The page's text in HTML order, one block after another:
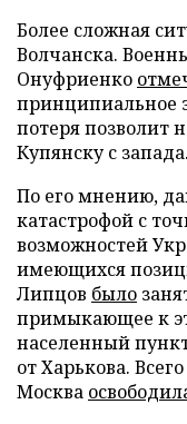
Более сложная
Волчанска.
Онуфриенко
принципиальное
потеря позволит
Купянску с запада.
По его мнению,
катастрофой с
возможностей
имеющихся
Липцов было
примыкающее к
населенный
от Харькова.
Москва